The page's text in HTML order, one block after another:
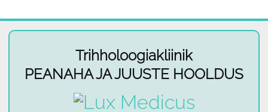
Trihholoogiakliinik
PEANAHA JA JUUSTE HOOLDUS